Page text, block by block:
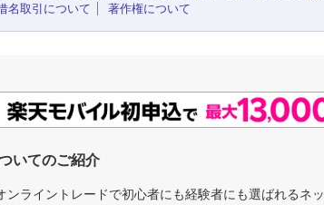
名取引について
著作権について
いてのご紹介
ンライントレードで初心者にも経験者にも選ばれる